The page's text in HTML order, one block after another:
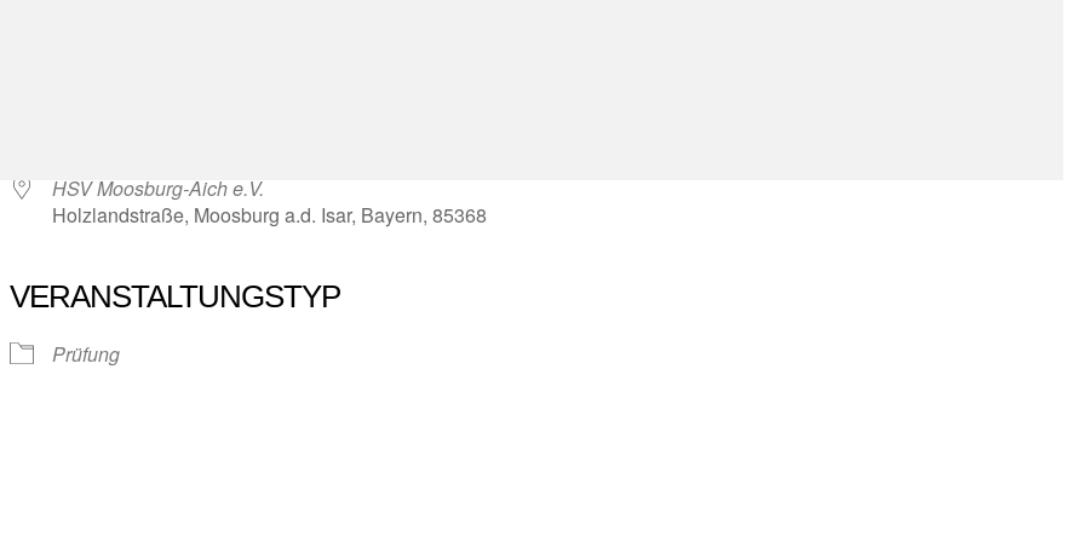
HSV Moosburg-Aich e.V.
Holzlandstraße, Moosburg a.d. Isar, Bayern, 85368
VERANSTALTUNGSTYP
Prüfung